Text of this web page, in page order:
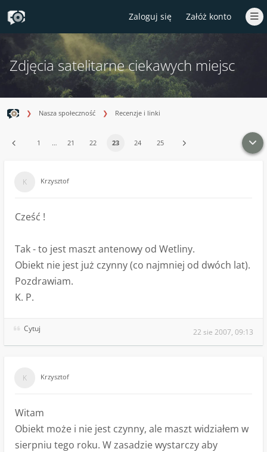
Zaloguj się Załóż konto
Zdjęcia satelitarne ciekawych miejsc
Nasza społeczność Recenzje i linki
1 … 21 22 23 24 25
Krzysztof
Cześć !
Tak - to jest maszt antenowy od Wetliny.
Obiekt nie jest już czynny (co najmniej od dwóch lat).
Pozdrawiam.
K. P.
Cytuj 22 sie 2007, 09:13
Krzysztof
Witam
Obiekt może i nie jest czynny, ale maszt widziałem w
sierpniu tego roku. W zasadzie wystarczy aby